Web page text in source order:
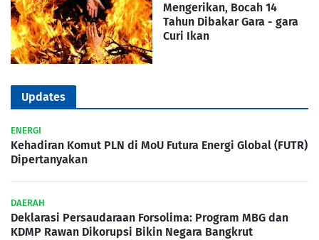
Mengerikan, Bocah 14
Tahun Dibakar Gara - gara
Curi Ikan
Updates
ENERGI
Kehadiran Komut PLN di MoU Futura Energi Global (FUTR)
Dipertanyakan
DAERAH
Deklarasi Persaudaraan Forsolima: Program MBG dan
KDMP Rawan Dikorupsi Bikin Negara Bangkrut